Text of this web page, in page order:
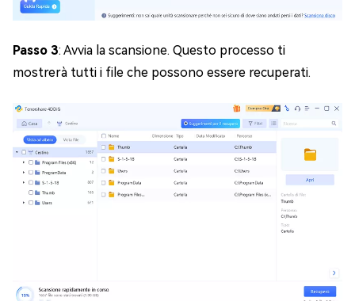
Passo 3: Avvia la scansione. Questo processo ti
mostrerà tutti i file che possono essere recuperati.